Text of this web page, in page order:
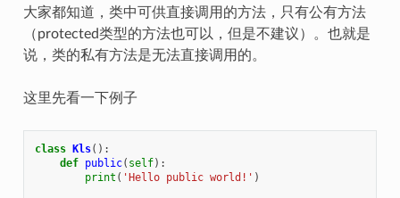
大家都知道，类中可供直接调用的方法，只有公有方法
（protected类型的方法也可以，但是不建议）。也就是
说，类的私有方法是无法直接调用的。
这里先看一下例子
class Kls():
def public( self):
print ( 'Hello public world!' )